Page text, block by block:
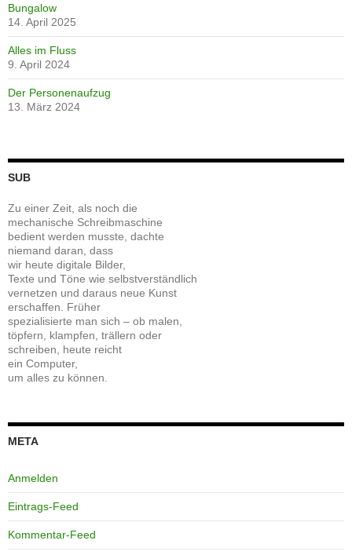
Bungalow
14. April 2025
Alles im Fluss
9. April 2024
Der Personenaufzug
13. März 2024
SUB
Zu einer Zeit, als noch die
mechanische Schreibmaschine
bedient werden musste, dachte
niemand daran, dass
wir heute digitale Bilder,
Texte und Töne wie selbstverständlich
vernetzen und daraus neue Kunst
erschaffen. Früher
spezialisierte man sich – ob malen,
töpfern, klampfen, trällern oder
schreiben, heute reicht
ein Computer,
um alles zu können.
META
Anmelden
Eintrags-Feed
Kommentar-Feed